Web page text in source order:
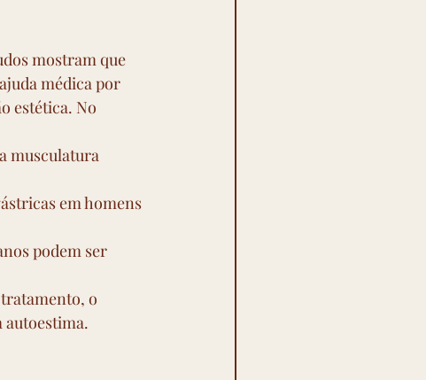
mostram que
médica por
estética. No
musculatura
em homens
podem ser
o
autoestima.